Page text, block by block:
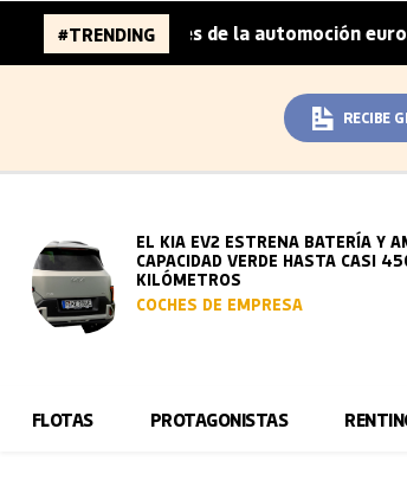
#TRENDING
96.000 millones de la automoción europea
RECIBE
EL KIA EV2 ESTRENA BATERÍA Y
CAPACIDAD VERDE HASTA CASI
KILÓMETROS
COCHES DE EMPRESA
FLOTAS PROTAGONISTAS